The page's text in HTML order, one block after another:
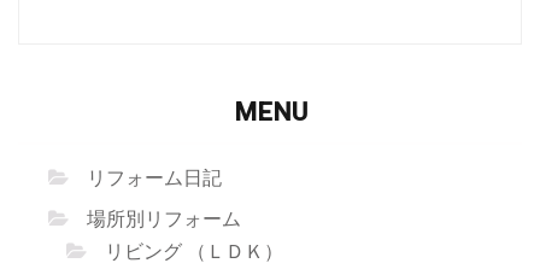
MENU
リフォーム日記
場所別リフォーム
リビング （ＬＤＫ）